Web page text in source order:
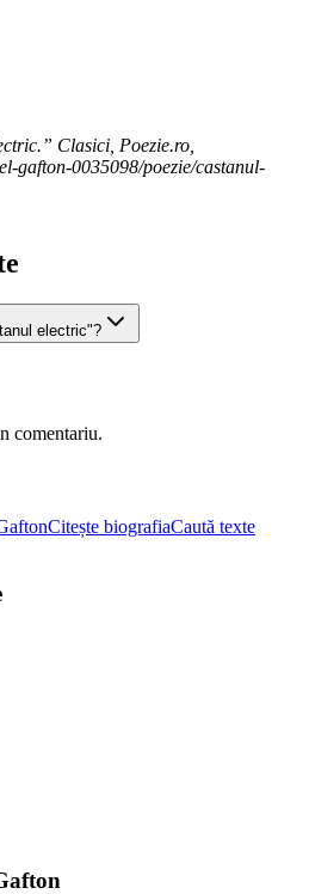
Clasici, Poezie.ro,
gafton-0035098/poezie/castanul-
electric"?
comentariu.
Citește biografiaCaută texte